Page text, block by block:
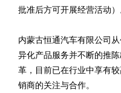
批准后方可开展经营活动）
内蒙古恒通汽车有限公司
异化产品服务并不断的推
革，目前已在行业中享有
销商的关注与合作。